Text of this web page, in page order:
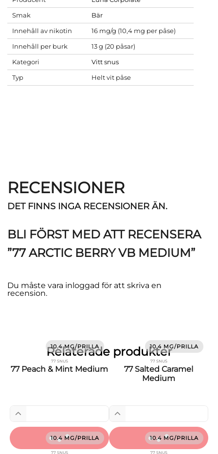
Smak
Bär
Innehåll av nikotin
16 mg/g (10,4 mg per påse)
Innehåll per burk
13 g (20 påsar)
Kategori
Vitt snus
Typ
Helt vit påse
RECENSIONER
DET FINNS INGA RECENSIONER ÄN.
BLI FÖRST MED ATT RECENSERA
”77 ARCTIC BERRY VB MEDIUM”
Du måste vara inloggad för att skriva en
recension.
Relaterade produkter
10.4 MG/PRILLA
77 SNUS
77 Peach & Mint Medium
10.4 MG/PRILLA
77 SNUS
77 Salted Caramel
Medium
10.4 MG/PRILLA
77 SNUS
10.4 MG/PRILLA
77 SNUS